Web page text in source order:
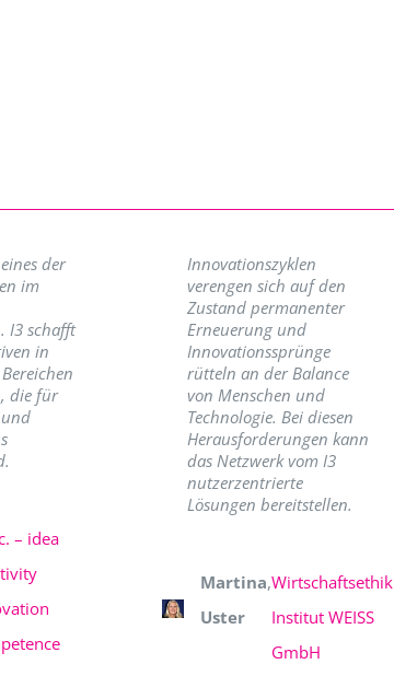
der
im
I3 schafft
in
die für
– idea
Innovationszyklen
verengen sich auf den
Zustand permanenter
Erneuerung und
Innovationssprünge
rütteln an der Balance
von Menschen und
Technologie. Bei diesen
Herausforderungen kann
das Netzwerk vom I3
nutzerzentrierte
Lösungen bereitstellen.
Martina
Uster
,Wirtschaftsethik
Institut WEISS
GmbH